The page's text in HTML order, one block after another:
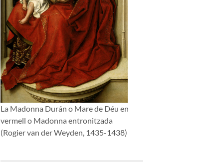
La Madonna Durán o Mare de Déu en
vermell o Madonna entronitzada
(Rogier van der Weyden, 1435-1438)